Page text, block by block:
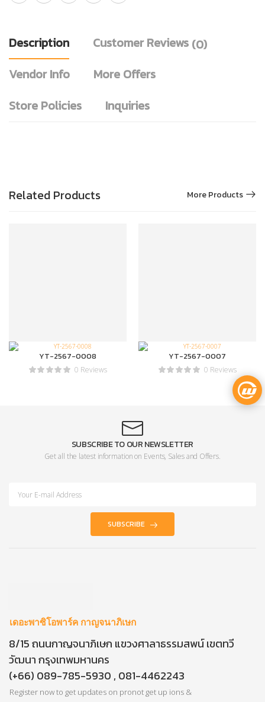
Description Customer Reviews (0)
Vendor Info
More Offers
Store Policies
Inquiries
Related Products More Products
YT-2567-0008
0 Reviews
YT-2567-0007
0 Reviews
SUBSCRIBE TO OUR NEWSLETTER
Get all the latest information on Events, Sales and Offers.
SUBSCRIBE
เดอะพาซิโอพาร์ค กาญจนาภิเษก
8/15 ถนนกาญจนาภิเษก แขวงศาลาธรรมสพน์ เขตทวี
วัฒนา กรุงเทพมหานคร
(+66) 089-785-5930 , 081-4462243
Register now to get updates on pronot get up ions &